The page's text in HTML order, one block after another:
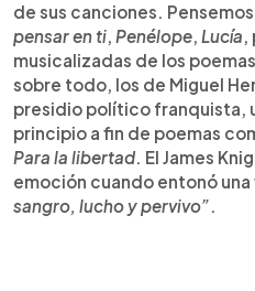
de sus canciones.
pensar en ti, Penélope, Lucía,
musicalizadas de los
sobre todo, los de Miguel
presidio político franquista,
principio a fin de poemas
Para la libertad. El James
emoción cuando entonó una
sangro, lucho y pervivo”.